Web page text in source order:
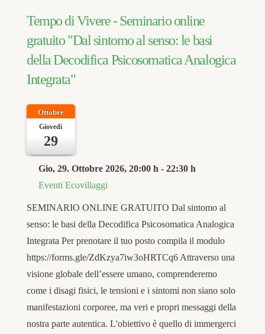
Tempo di Vivere - Seminario online
gratuito "Dal sintomo al senso: le basi
della Decodifica Psicosomatica Analogica
Integrata"
Ottobre
Giovedì
29
Gio, 29. Ottobre 2026, 20:00 h - 22:30 h
Eventi Ecovillaggi
SEMINARIO ONLINE GRATUITO Dal sintomo al
senso: le basi della Decodifica Psicosomatica Analogica
Integrata Per prenotare il tuo posto compila il modulo
https://forms.gle/ZdKzya7iw3oHRTCq6 Attraverso una
visione globale dell’essere umano, comprenderemo
come i disagi fisici, le tensioni e i sintomi non siano solo
manifestazioni corporee, ma veri e propri messaggi della
nostra parte autentica. L'obiettivo è quello di immergerci